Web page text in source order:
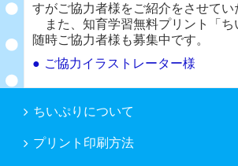
すがご協力者様をご紹介をさせてい
また、知育学習無料プリント「ち
随時ご協力者様も募集中です。
ご協力イラストレーター様
ちいぷりについて
プリント印刷方法